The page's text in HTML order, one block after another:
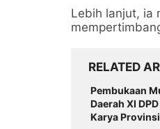
Lebih lanjut, ia
RELATED
Pembukaan
Daerah XI
Karya